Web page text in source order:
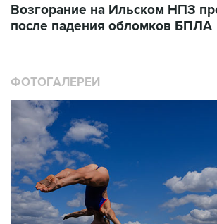
Возгорание на Ильском НПЗ
после падения обломков БПЛА
ФОТОГАЛЕРЕИ